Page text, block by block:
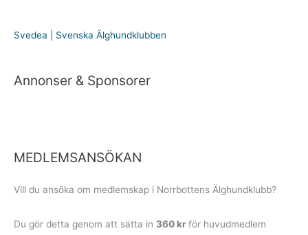
Svedea | Svenska Älghundklubben
Annonser & Sponsorer
MEDLEMSANSÖKAN
Vill du ansöka om medlemskap i Norrbottens Älghundklubb?
Du gör detta genom att sätta in 360 krför huvudmedlem